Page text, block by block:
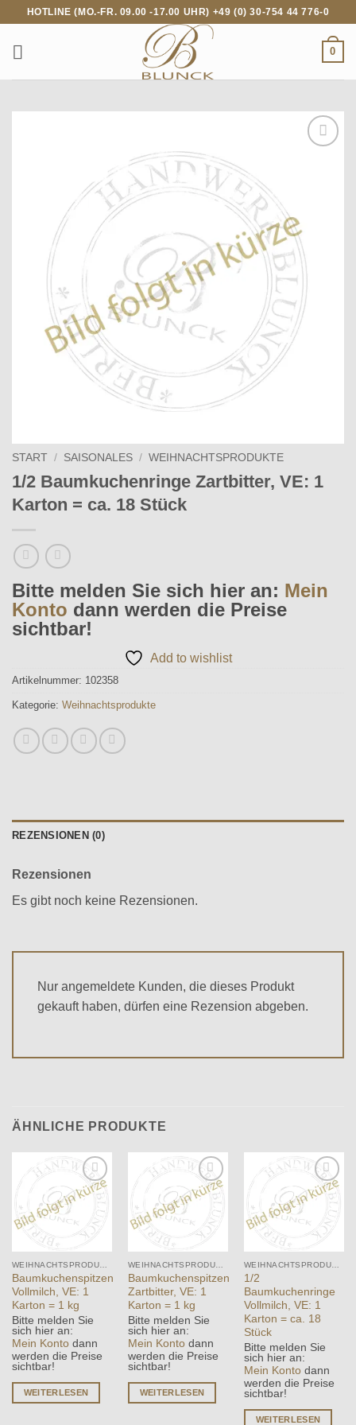
springen
HOTLINE (MO.-FR. 09.00 -17.00 UHR) +49 (0) 30-754 44 776-0
0
START / SAISONALES / WEIHNACHTSPRODUKTE
1/2 Baumkuchenringe Zartbitter, VE: 1
Karton = ca. 18 Stück
Bitte melden Sie sich hier an: Mein
Konto dann werden die Preise
sichtbar!
Add to wishlist
Artikelnummer: 102358
Kategorie: Weihnachtsprodukte
REZENSIONEN (0)
Rezensionen
Es gibt noch keine Rezensionen.
Nur angemeldete Kunden, die dieses Produkt
gekauft haben, dürfen eine Rezension abgeben.
ÄHNLICHE PRODUKTE
Add to
wishlist
Baumkuchenspitzen
Vollmilch, VE: 1
Karton = 1 kg
Bitte melden Sie
sich hier an:
Mein Kontodann
werden die Preise
sichtbar!
WEITERLESEN
Add to
wishlist
Baumkuchenspitzen
Zartbitter, VE: 1
Karton = 1 kg
Bitte melden Sie
sich hier an:
Mein Kontodann
werden die Preise
sichtbar!
WEITERLESEN
Add to
wishlist
1/2
Baumkuchenringe
Vollmilch, VE: 1
Karton = ca. 18
Stück
Bitte melden Sie
sich hier an:
Mein Kontodann
werden die Preise
sichtbar!
WEITERLESEN